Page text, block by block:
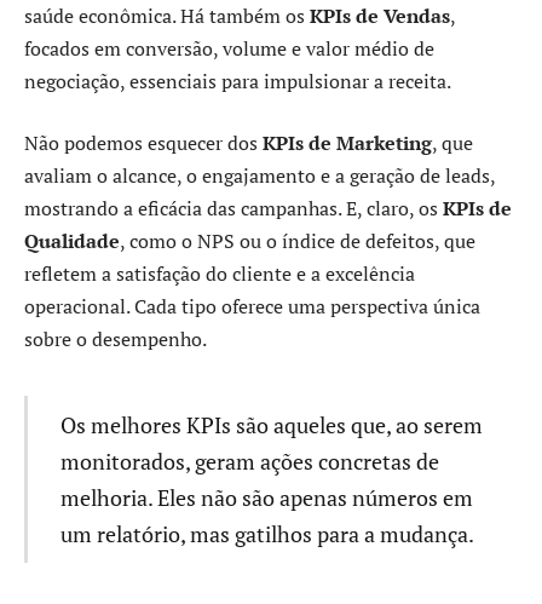
saúde econômica. Há também os KPIs de Vendas,
focados em conversão, volume e valor médio de
negociação, essenciais para impulsionar a receita.
Não podemos esquecer dos KPIs de Marketing, que
avaliam o alcance, o engajamento e a geração de leads,
mostrando a eficácia das campanhas. E, claro, os KPIs de
Qualidade, como o NPS ou o índice de defeitos, que
refletem a satisfação do cliente e a excelência
operacional. Cada tipo oferece uma perspectiva única
sobre o desempenho.
Os melhores KPIs são aqueles que, ao serem
monitorados, geram ações concretas de
melhoria. Eles não são apenas números em
um relatório, mas gatilhos para a mudança.